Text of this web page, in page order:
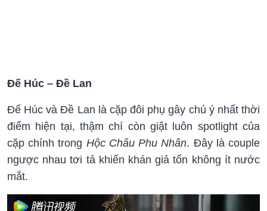
Đế Húc – Đề Lan
Đế Húc và Đề Lan là cặp đôi phụ gây chú ý nhất thời
điểm hiện tại, thậm chí còn giật luôn spotlight của
cặp chính trong Hộc Châu Phu Nhân. Đây là couple
ngược nhau tơi tả khiến khán giả tốn không ít nước
mắt.